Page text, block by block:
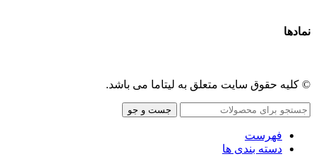
نمادها
© کلیه حقوق سایت متعلق به لیتاما می باشد.
جست و جو
فهرست
دسته بندی ها